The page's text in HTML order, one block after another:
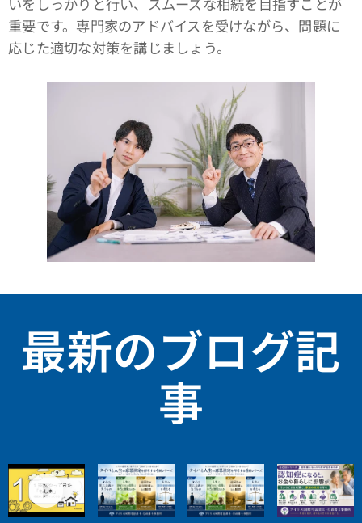
重要です。専門家のアドバイスを受けながら、問題に
応じた適切な対策を講じましょう。
最新のブログ記
事